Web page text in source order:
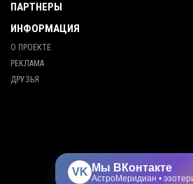
ПАРТНЕРЫ
ИНФОРМАЦИЯ
О ПРОЕКТЕ
РЕКЛАМА
ДРУЗЬЯ
VK Мы ВКонтакте
АстроМеридиан •